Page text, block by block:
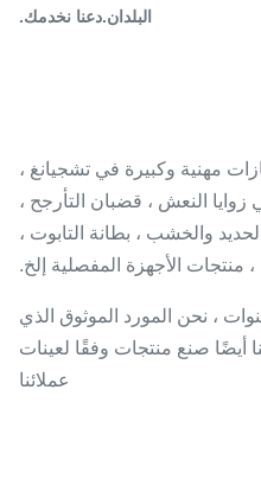
البلدان.دعنا نخدمك.
مهنية وكبيرة في تشجيانغ ،
زوايا النعش ، قضبان التأرجح ،
والخشب ، بطانة التابوت ،
، منتجات الأجهزة المفصلية إلخ.
في هذا المجال لمدة 7 سنوات ، نحن المورد الموثوق الذي
أيضًا صنع منتجات وفقًا لعينات
عملائنا